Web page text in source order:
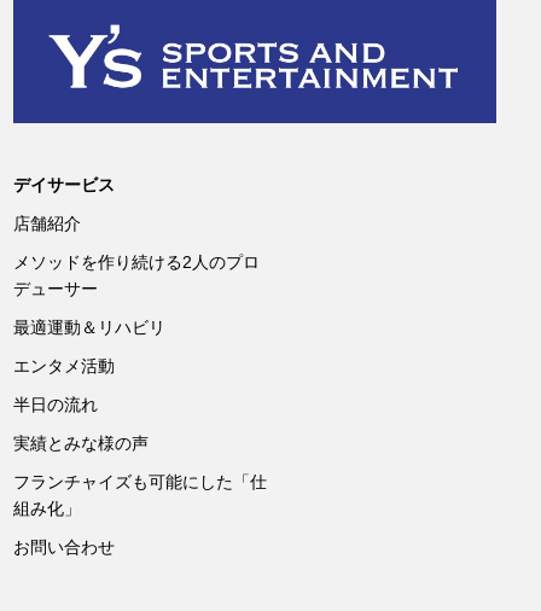
デイサービス
店舗紹介
メソッドを作り続ける2人のプロ
デューサー
最適運動＆リハビリ
エンタメ活動
半日の流れ
実績とみな様の声
フランチャイズも可能にした「仕
組み化」
お問い合わせ